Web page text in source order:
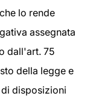
lo rende
assegnata
dall'art. 75
della legge e
disposizioni